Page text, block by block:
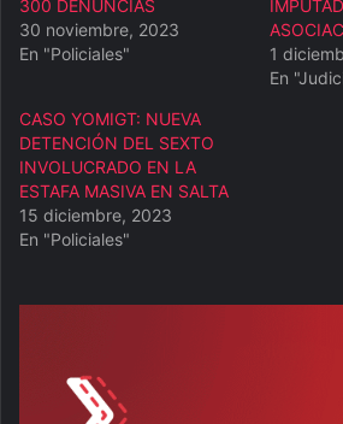
300 DENUNCIAS
30 noviembre, 2023
En "Policiales"
1
En
CASO YOMIGT: NUEVA
DETENCIÓN DEL SEXTO
INVOLUCRADO EN LA
ESTAFA MASIVA EN SALTA
15 diciembre, 2023
En "Policiales"